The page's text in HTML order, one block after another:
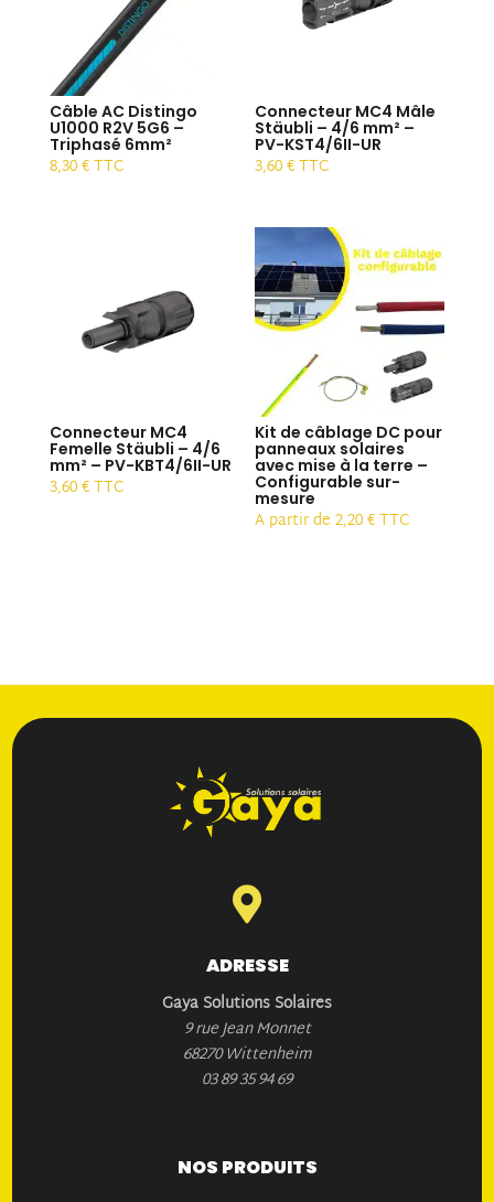
Câble AC Distingo
U1000 R2V 5G6 –
Triphasé 6mm²
8,30€TTC
Connecteur MC4 Mâle
Stäubli – 4/6 mm² –
PV-KST4/6II-UR
3,60€TTC
Connecteur MC4
Femelle Stäubli – 4/6
mm² – PV-KBT4/6II-UR
3,60€TTC
Kit de câblage DC pour
panneaux solaires
avec mise à la terre –
Configurable sur-
mesure
A partir de 2,20€TTC

ADRESSE
Gaya Solutions Solaires
9 rue Jean Monnet
68270 Wittenheim
03 89 35 94 69
NOS PRODUITS